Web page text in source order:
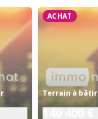
ACHAT
Terrain à bâtir